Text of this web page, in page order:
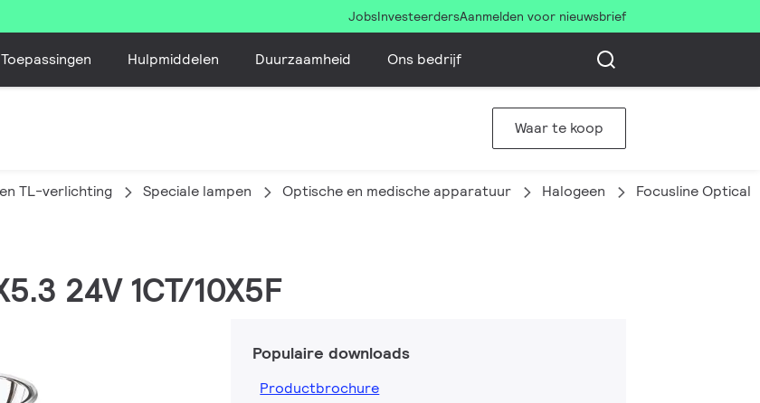
JobsInvesteerdersAanmelden voor nieuwsbrief
Toepassingen Hulpmiddelen Duurzaamheid Ons bedrijf
Waar te koop
TL-verlichting Speciale lampen Optische en medische apparatuur Halogeen Focusline Optical
24V 1CT/10X5F
Populaire downloads
Productbrochure